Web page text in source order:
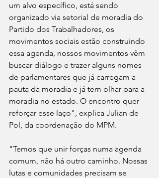
um alvo específico, está sendo
organizado via setorial de moradia do
Partido dos Trabalhadores, os
movimentos sociais estão construindo
essa agenda, nossos movimentos vêm
buscar diálogo e trazer alguns nomes
de parlamentares que já carregam a
pauta da moradia e já tem olhar para a
moradia no estado. O encontro quer
reforçar esse laço", explica Julian de
Pol, da coordenação do MPM.
"Temos que unir forças numa agenda
comum, não há outro caminho. Nossas
lutas e comunidades precisam se